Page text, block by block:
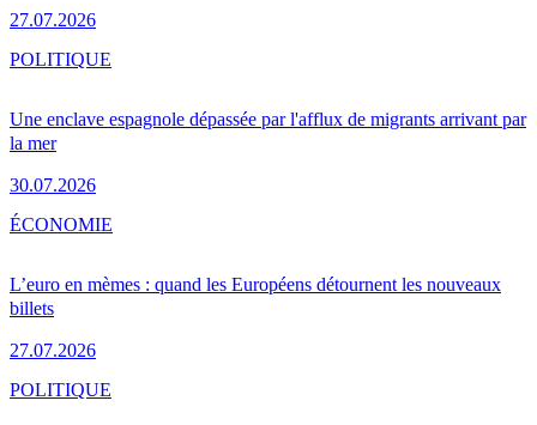
27.07.2026
Une enclave espagnole dépassée par l'afflux de migrants arrivant par
la mer
30.07.2026
POLITIQUE
L’euro en mèmes : quand les Européens détournent les nouveaux
billets
27.07.2026
ÉCONOMIE
POLITIQUE